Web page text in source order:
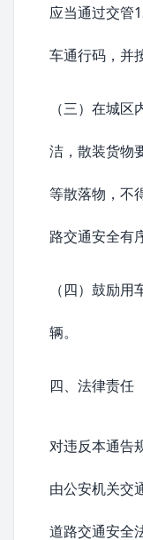
应当通过交管
车通行码，并
（三）在城
洁，散装货物
等散落物，不
路交通安全有
（四）鼓励
辆。
四、法律责任
对违反本通告
由公安机关交
道路交通安全